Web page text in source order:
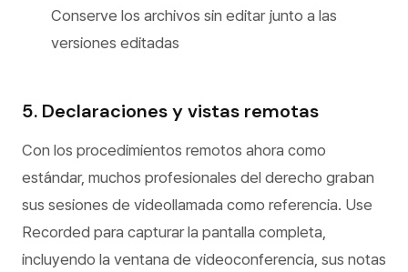
Conserve los archivos sin editar junto a las
versiones editadas
5. Declaraciones y vistas remotas
Con los procedimientos remotos ahora como
estándar, muchos profesionales del derecho graban
sus sesiones de videollamada como referencia. Use
Recorded para capturar la pantalla completa,
incluyendo la ventana de videoconferencia, sus notas